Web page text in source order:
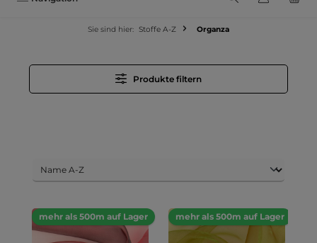
Sie sind hier: Stoffe A-Z Organza
Produkte filtern
mehr als 500m auf Lager mehr als 500m auf Lager